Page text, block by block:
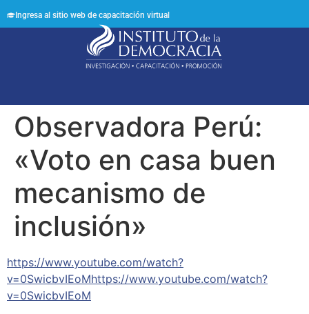
Ingresa al sitio web de capacitación virtual
Observadora Perú:
«Voto en casa buen
mecanismo de
inclusión»
https://www.youtube.com/watch?
v=0SwicbvIEoMhttps://www.youtube.com/watch?
v=0SwicbvIEoM